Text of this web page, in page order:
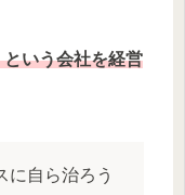
いう会社を経営
に自ら治ろう